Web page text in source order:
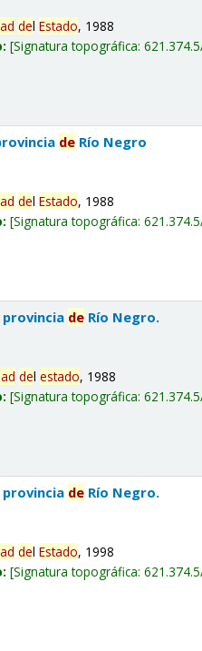
delEstado, 1988
Signatura topográfica:
de Río Negro
delEstado, 1988
Signatura topográfica:
de Río Negro.
delestado, 1988
Signatura topográfica:
de Río Negro.
delEstado, 1998
Signatura topográfica: